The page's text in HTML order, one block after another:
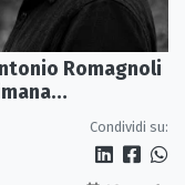
Romagnoli
Condividi su: